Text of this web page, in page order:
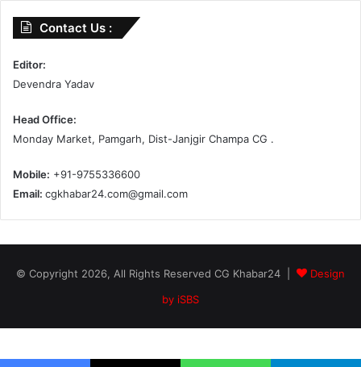
Contact Us :
Editor:
Devendra Yadav
Head Office:
Monday Market, Pamgarh, Dist-Janjgir Champa CG .
Mobile: +91-9755336600
Email: cgkhabar24.com@gmail.com
© Copyright 2026, All Rights Reserved CG Khabar24 |
Design
by iSBS